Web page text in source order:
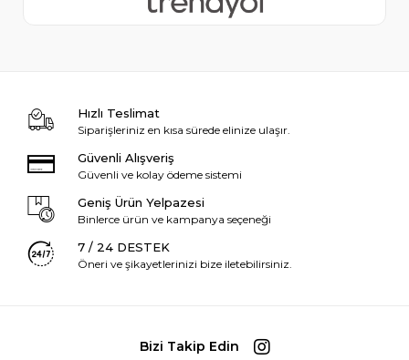
Hızlı Teslimat
Siparişleriniz en kısa sürede elinize ulaşır.
Güvenli Alışveriş
Güvenli ve kolay ödeme sistemi
Geniş Ürün Yelpazesi
Binlerce ürün ve kampanya seçeneği
7 / 24 DESTEK
Öneri ve şikayetlerinizi bize iletebilirsiniz.
Bizi Takip Edin